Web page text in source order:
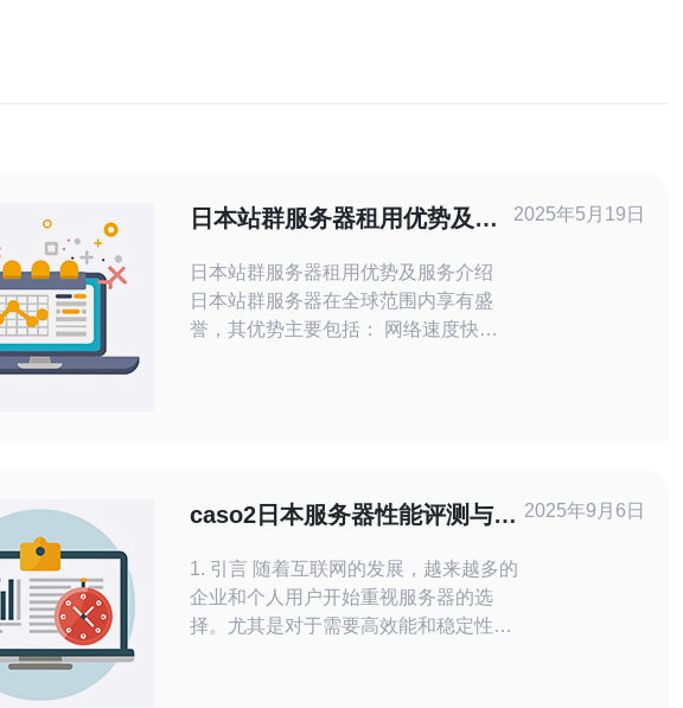
日本站群服务器租用优势及服
日本站群服务器租用优势及服务介绍
日本站群服务器在全球范围内享有盛
誉，其优势主要包括： 网络速度快：
相比，日本站群服务器的租用价格通常
更具竞争力。
2025年5月19日
caso2日本服务器性能评测与用
1. 引言 随着互联网的发展，越来越多的
企业和个人用户开始重视服务器的选
择。尤其是对于需要高效能和稳定性的
2025年9月6日